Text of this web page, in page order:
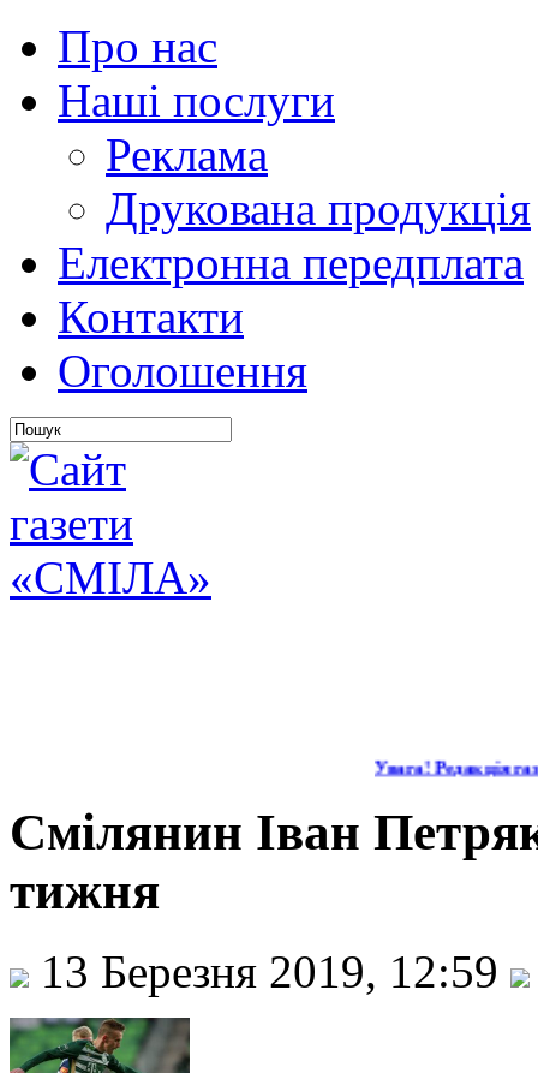
Про нас
Наші послуги
Реклама
Друкована продукція
Електронна передплата
Контакти
Оголошення
Увага! Редакція
Смілянин Іван
тижня
13 Березня 2019, 12:59